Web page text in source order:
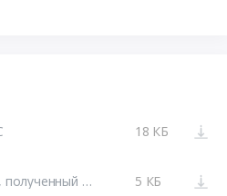
18 КБ
Электронный документ, полученный из внешней системы.html
5 КБ